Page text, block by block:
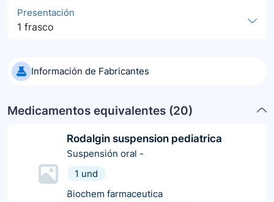
Presentación
1 frasco
Información de Fabricantes
Medicamentos equivalentes (20)
Rodalgin suspension pediatrica
Suspensión oral -
1 und
Biochem farmaceutica